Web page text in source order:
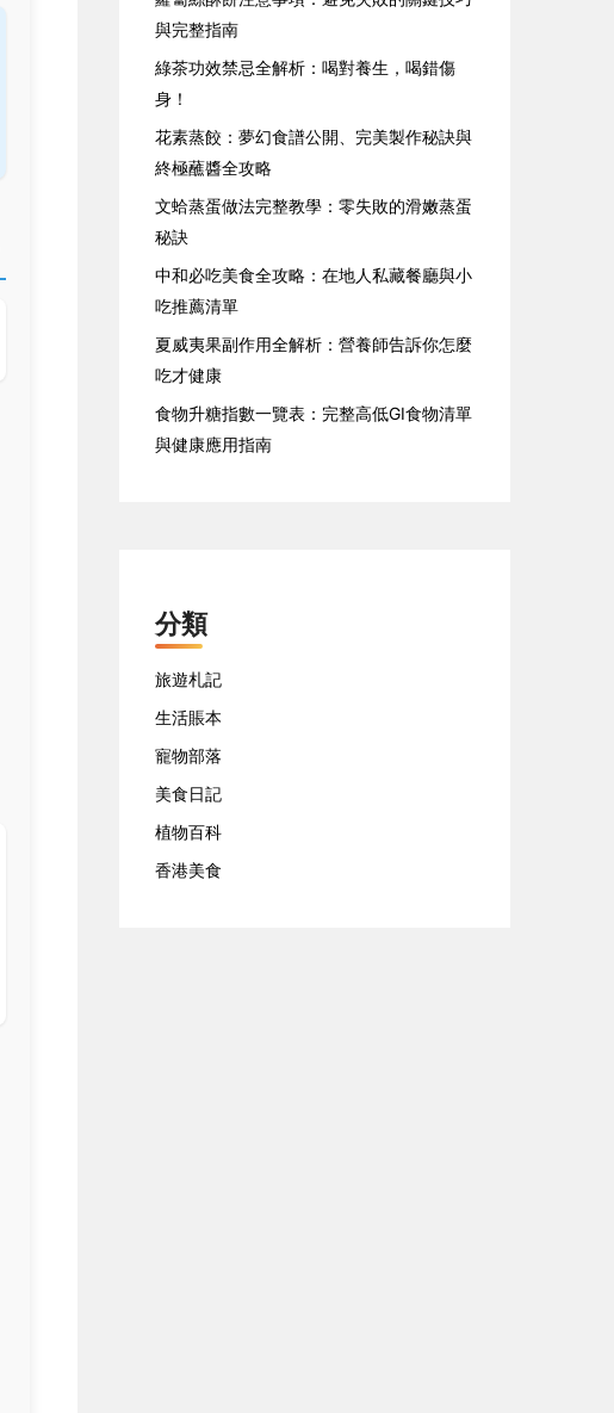
與完整指南
綠茶功效禁忌全解析：喝對養生，喝錯傷
身！
花素蒸餃：夢幻食譜公開、完美製作秘訣與
終極蘸醬全攻略
文蛤蒸蛋做法完整教學：零失敗的滑嫩蒸蛋
秘訣
中和必吃美食全攻略：在地人私藏餐廳與小
吃推薦清單
夏威夷果副作用全解析：營養師告訴你怎麼
吃才健康
食物升糖指數一覽表：完整高低GI食物清單
與健康應用指南
分類
旅遊札記
生活賬本
寵物部落
美食日記
植物百科
香港美食